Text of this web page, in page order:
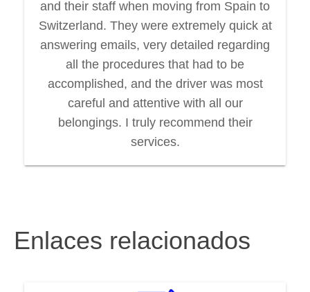
and their staff when moving from Spain to
Switzerland. They were extremely quick at
answering emails, very detailed regarding
all the procedures that had to be
accomplished, and the driver was most
careful and attentive with all our
belongings. I truly recommend their
services.
Enlaces relacionados